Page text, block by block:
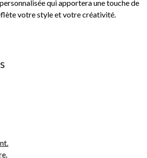
qui apportera une touche de
votre style et votre créativité.